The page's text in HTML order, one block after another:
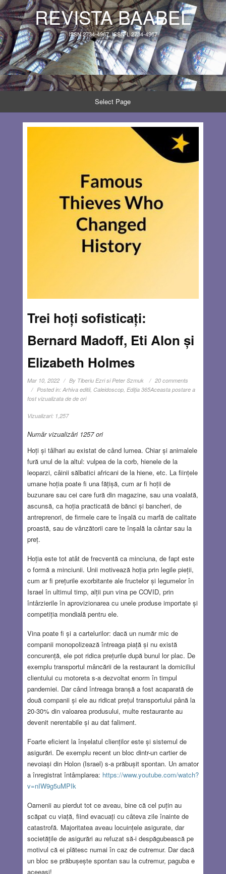
REVISTA BAABEL
ISSN 2734-4967, ISSN-L 2734-4967
Select Page
Trei hoți sofisticați:
Bernard Madoff, Eti Alon și
Elizabeth Holmes
Mar 10, 2022 By Tiberiu Ezri si Peter Szmuk
20 comments
Posted in: Arhiva editii, Caleidoscop, Ediţia 365Aceasta postare a
fost vizualizata de de ori
Vizualizari: 1,257
Număr vizualizări 1257 ori
Hoți și tâlhari au existat de când lumea. Chiar și animalele
fură unul de la altul: vulpea de la corb, hienele de la
leoparzi, câinii sălbatici africani de la hiene, etc. La ființele
umane hoția poate fi una fățișă, cum ar fi hoții de
buzunare sau cei care fură din magazine, sau una voalată,
ascunsă, ca hoția practicată de bănci și bancheri, de
antreprenori, de firmele care te înșală cu marfă de calitate
proastă, sau de vânzătorii care te înșală la cântar sau la
preț.
Hoția este tot atât de frecventă ca minciuna, de fapt este
o formă a minciunii. Unii motivează hoția prin legile pieții,
cum ar fi prețurile exorbitante ale fructelor și legumelor în
Israel în ultimul timp, alții pun vina pe COVID, prin
întârzierile în aprovizionarea cu unele produse importate și
competiția mondială pentru ele.
Vina poate fi și a cartelurilor: dacă un număr mic de
companii monopolizează întreaga piață și nu există
concurență, ele pot ridica prețurile după bunul lor plac. De
exemplu transportul mâncării de la restaurant la domiciliul
clientului cu motoreta s-a dezvoltat enorm în timpul
pandemiei. Dar când întreaga branșă a fost acaparată de
două companii și ele au ridicat prețul transportului până la
20-30% din valoarea produsului, multe restaurante au
devenit nerentabile și au dat faliment.
Foarte eficient la înșelatul clienților este și sistemul de
asigurări. De exemplu recent un bloc dintr-un cartier de
nevoiași din Holon (Israel) s-a prăbușit spontan. Un amator
a înregistrat întâmplarea: https://www.youtube.com/watch?
v=nIW9g5uMPIk
Oamenii au pierdut tot ce aveau, bine că cel puțin au
scăpat cu viață, fiind evacuați cu câteva zile înainte de
catastrofă. Majoritatea aveau locuințele asigurate, dar
societățile de asigurări au refuzat să-i despăgubească pe
motivul că ei plătesc numai în caz de cutremur. Dar dacă
un bloc se prăbușește spontan sau la cutremur, paguba e
aceeași!